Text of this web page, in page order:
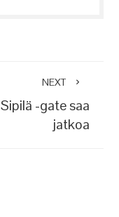
NEXT
Sipilä -gate saa
jatkoa